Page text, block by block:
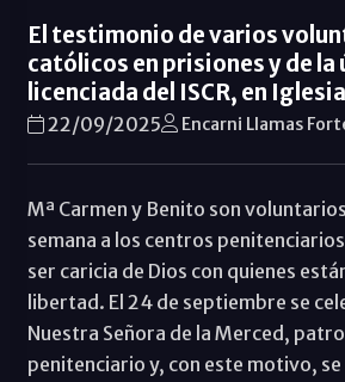
El testimonio de varios
católicos en prisiones y de la
licenciada del ISCR, en
22/09/2025 Encarni Llamas
Mª Carmen y Benito son
semana a los centros
ser caricia de Dios con quienes
libertad. El 24 de septiembre se
Nuestra Señora de la Merced,
penitenciario y, con este motivo, se